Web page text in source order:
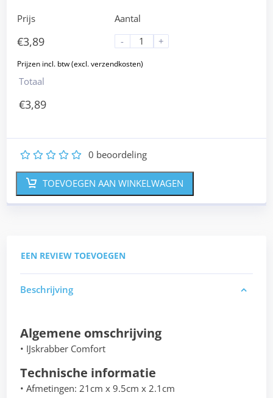
Prijs
€3,89
Aantal
-
+
Totaal
€3,89
5
4
3
2 0 beoordeling
TOEVOEGEN AAN WINKELWAGEN
EEN REVIEW TOEVOEGEN
Beschrijving
Algemene omschrijving
• IJskrabber Comfort
Technische informatie
• Afmetingen: 21cm x 9.5cm x 2.1cm